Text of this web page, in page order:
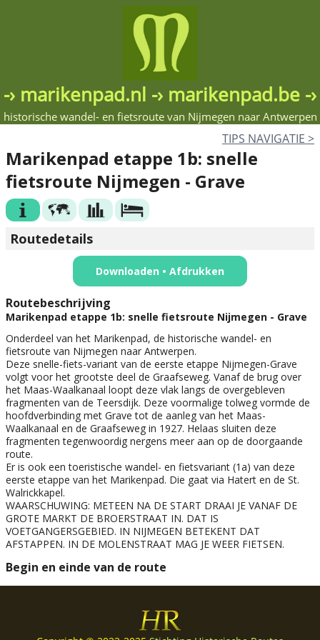
TIPS NAVIGATIE >
-› marikenpad.nl -› marikenpad.be -›
historische wandel- en fietsroute van Nijmegen naar Antwerpen